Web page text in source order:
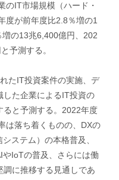
のIT市場規模（ハード・
度が前年度比2.8％増の1
の13兆6,400億円、202
予測する。
たIT投資案件の実施、デ
した企業によるIT投資の
ると予測する。2022年度
は落ち着くものの、DXの
ステム）の本格普及、
IoTの普及、さらには働
調に推移する見通しであ